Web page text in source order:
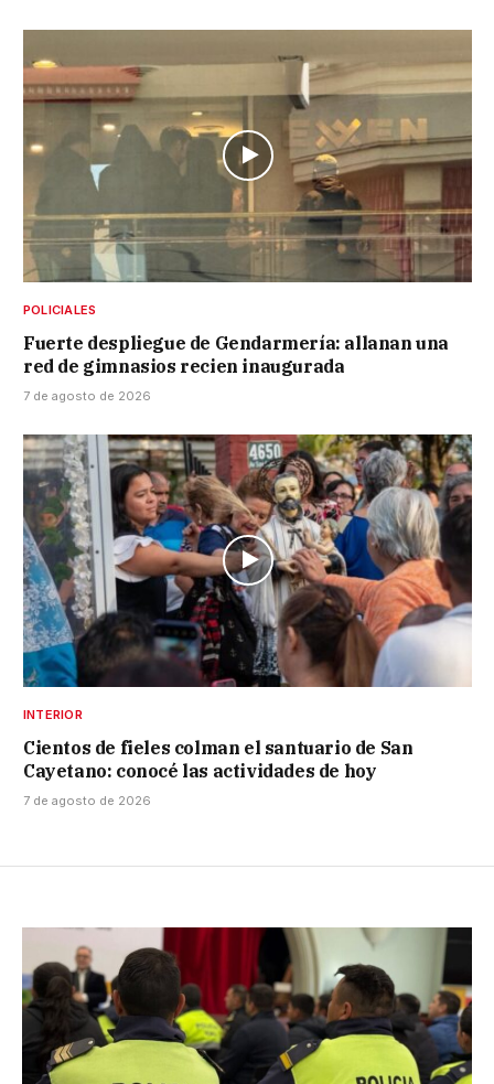
POLICIALES
Fuerte despliegue de Gendarmería: allanan una
red de gimnasios recien inaugurada
7 de agosto de 2026
INTERIOR
Cientos de fieles colman el santuario de San
Cayetano: conocé las actividades de hoy
7 de agosto de 2026